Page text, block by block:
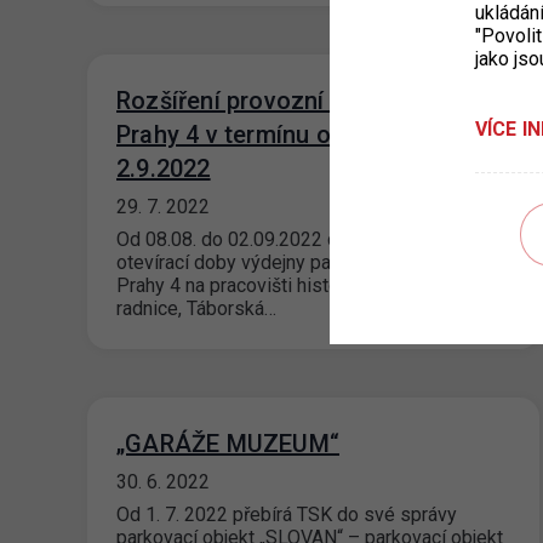
Rozšíření provozní doby výdejny
Prahy 4 v termínu od 8.8. do
2.9.2022
29. 7. 2022
Od 08.08. do 02.09.2022 dojde k rozšíření
otevírací doby výdejny parkovacích oprávnění
Prahy 4 na pracovišti historické Nuselské
radnice, Táborská…
„GARÁŽE MUZEUM“
30. 6. 2022
Od 1. 7. 2022 přebírá TSK do své správy
parkovací objekt „SLOVAN“ – parkovací objekt
jako
VÍCE